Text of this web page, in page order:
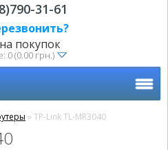
покупок
0 (0.00 грн.)
31-61
» TP-Link TL-MR3040